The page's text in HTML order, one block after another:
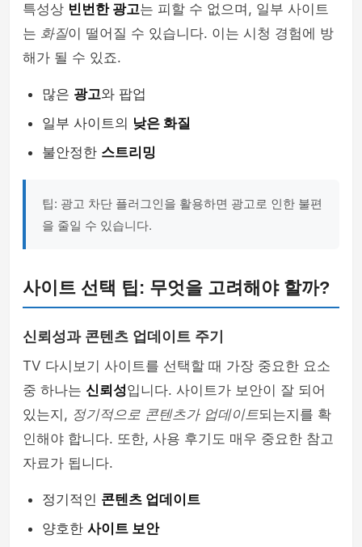
특성상 빈번한 광고는 피할 수 없으며, 일부 사이트
는 화질이 떨어질 수 있습니다. 이는 시청 경험에 방
해가 될 수 있죠.
많은 광고와 팝업
일부 사이트의 낮은 화질
불안정한 스트리밍
팁: 광고 차단 플러그인을 활용하면 광고로 인한 불편
을 줄일 수 있습니다.
사이트 선택 팁: 무엇을 고려해야 할까?
신뢰성과 콘텐츠 업데이트 주기
TV 다시보기 사이트를 선택할 때 가장 중요한 요소
중 하나는 신뢰성입니다. 사이트가 보안이 잘 되어
있는지, 정기적으로 콘텐츠가 업데이트되는지를 확
인해야 합니다. 또한, 사용 후기도 매우 중요한 참고
자료가 됩니다.
정기적인 콘텐츠 업데이트
양호한 사이트 보안